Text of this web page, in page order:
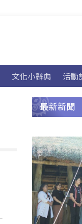
文化小辭典 活動
最新新聞